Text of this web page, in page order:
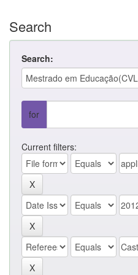
Search
Search:
for
Current filters: